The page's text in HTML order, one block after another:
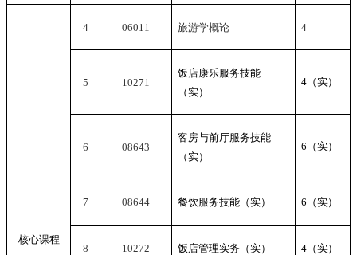
核心课程
4 06011 旅游学概论 4
5 10271
饭店康乐服务技能
（实）
4 （实）
6 08643
客房与前厅服务技能
（实）
6 （实）
7 08644 餐饮服务技能（实） 6 （实）
8 10272 饭店管理实务（实） 4 （实）